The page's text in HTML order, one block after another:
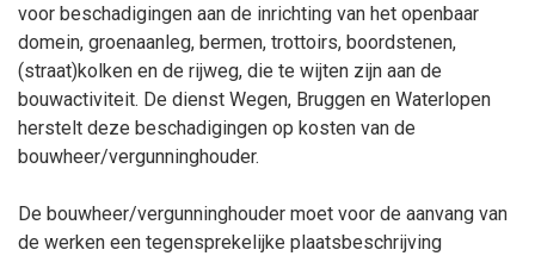
voor beschadigingen aan de inrichting van het openbaar
domein, groenaanleg, bermen, trottoirs, boordstenen,
(straat)kolken en de rijweg, die te wijten zijn aan de
bouwactiviteit. De dienst Wegen, Bruggen en Waterlopen
herstelt deze beschadigingen op kosten van de
bouwheer/vergunninghouder.
De bouwheer/vergunninghouder moet voor de aanvang van
de werken een tegensprekelijke plaatsbeschrijving